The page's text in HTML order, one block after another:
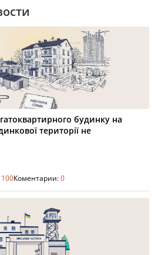
будинку на
території не
100Коментарии:0